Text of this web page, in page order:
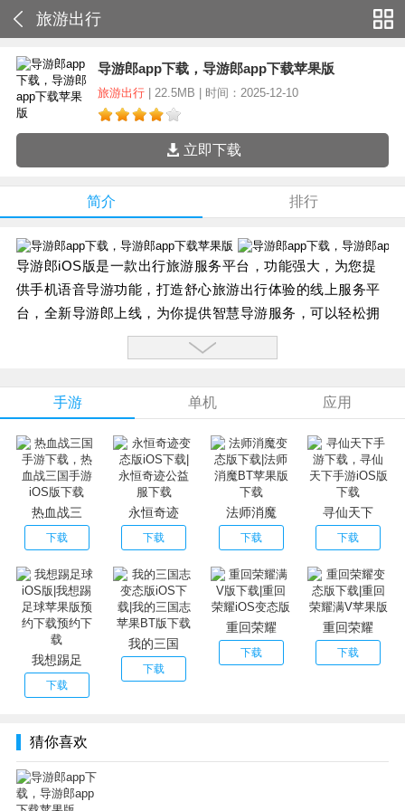
旅游出行
导游郎app下载，导游郎app下载苹果版
旅游出行| 22.5MB | 时间：2025-12-10
立即下载
简介 排行
导游郎iOS版是一款出行旅游服务平台，功能强大，为您提
供手机语音导游功能，打造舒心旅游出行体验的线上服务平
台，全新导游郎上线，为你提供智慧导游服务，可以轻松拥
有一个掌上导游哦。
2、在线语音导览,智慧导览，旅游更方便。
手游 单机 应用
热血战三
下载
永恒奇迹
下载
法师消魔
下载
寻仙天下
下载
我想踢足
下载
我的三国
下载
重回荣耀
下载
重回荣耀
下载
猜你喜欢